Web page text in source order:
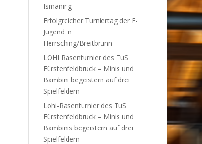
Ismaning
Erfolgreicher Turniertag der E-
Jugend in
Herrsching/Breitbrunn
LOHI Rasenturnier des TuS
Fürstenfeldbruck – Minis und
Bambini begeistern auf drei
Spielfeldern
Lohi-Rasenturnier des TuS
Fürstenfeldbruck – Minis und
Bambinis begeistern auf drei
Spielfeldern